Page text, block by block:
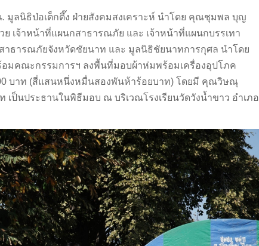
. มูลนิธิป่อเต็กตึ๊ง ฝ่ายสังคมสงเคราะห์ นำโดย คุณชุมพล บุญ
เจ้าหน้าที่แผนกสาธารณภัย และ เจ้าหน้าที่แผนกบรรเทา
าธารณภัยจังหวัดชัยนาท และ มูลนิธิชัยนาทการกุศล นำโดย
มคณะกรรมการฯ ลงพื้นที่มอบผ้าห่มพร้อมเครื่องอุปโภค
บาท (สี่แสนหนึ่งหมื่นสองพันห้าร้อยบาท) โดยมี คุณวิษณุ
เป็นประธานในพิธีมอบ ณ บริเวณโรงเรียนวัดวังน้ำขาว อำเภอ